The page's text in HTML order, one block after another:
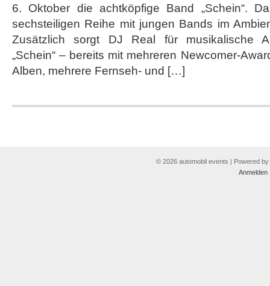
Konzertreihe
at
the
BMW
Museum”
fort
6. Oktober die achtköpfige Band „Schein“.
sechsteiligen Reihe mit jungen Bands im
Zusätzlich sorgt DJ Real für musikalische
„Schein“ – bereits mit mehreren Newcomer-
Alben, mehrere Fernseh- und […]
© 2026 automobil events | Powered by
Anmelden|